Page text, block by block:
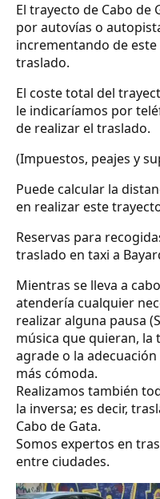
El trayecto de Cabo de
por autovías o
incrementando de
traslado.
El coste total del
le indicaríamos por
de realizar el traslado.
(Impuestos, peajes y
Puede calcular la
en realizar este
Reservas para
traslado en taxi a
Mientras se lleva a
atendería cualquier
realizar alguna pausa
música que quieran, la
agrade o la
más cómoda.
Realizamos también
la inversa; es decir,
Cabo de Gata.
Somos expertos en
entre ciudades.